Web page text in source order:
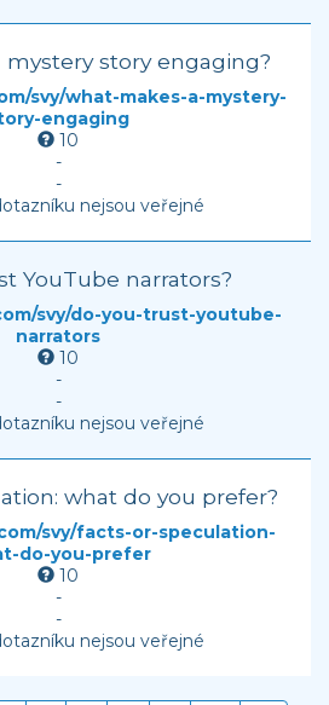
story engaging?
svy/what-makes-a-mystery-
engaging
10
-
-
nejsou veřejné
YouTube narrators?
svy/do-you-trust-youtube-
narrators
10
-
-
nejsou veřejné
what do you prefer?
svy/facts-or-speculation-
do-you-prefer
10
-
-
nejsou veřejné